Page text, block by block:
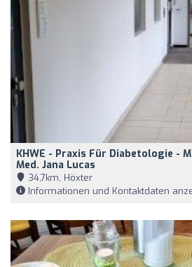
KHWE - Praxis Für Diabetologie -
Med. Jana Lucas
34,7km, Höxter
Informationen und Kontaktdaten